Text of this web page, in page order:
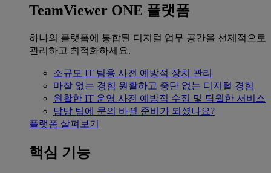
TeamViewer ONE 플랫폼
하나의 플랫폼에 통합된 디지털 업무 공간을 선제적으로
관리하고 최적화하세요.
소규모 IT 팀용 사전 예방적 장치 관리
마찰 없는 경험 원활하고 중단 없는 디지털 경험
원활한 IT 운영 사전 예방적 수정 및 탁월한 서비스
담당 팀에 문의 바뀔 준비가 되셨나요?
플랫폼 살펴보기
핵심 기능